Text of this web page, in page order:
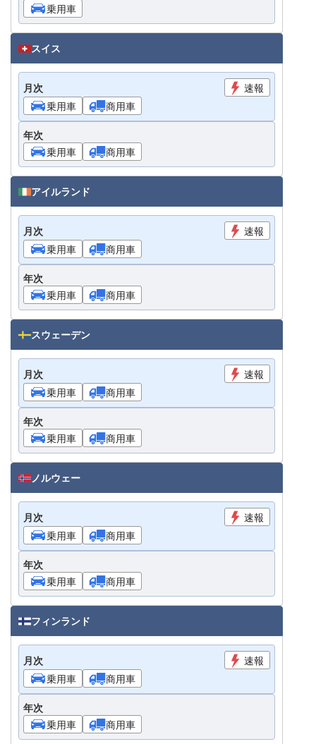
乗用車
スイス
月次
速報
乗用車
商用車
年次
乗用車
商用車
アイルランド
月次
速報
乗用車
商用車
年次
乗用車
商用車
スウェーデン
月次
速報
乗用車
商用車
年次
乗用車
商用車
ノルウェー
月次
速報
乗用車
商用車
年次
乗用車
商用車
フィンランド
月次
速報
乗用車
商用車
年次
乗用車
商用車